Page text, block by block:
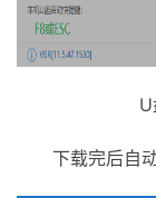
下载完后自